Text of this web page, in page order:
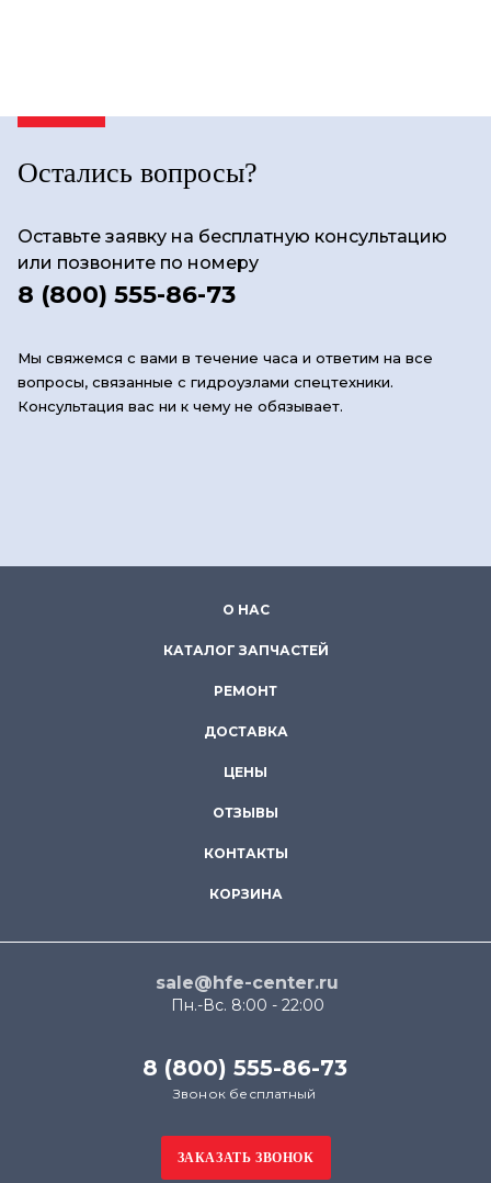
Остались вопросы?
Оставьте заявку на бесплатную консультацию
или позвоните по номеру
8 (800) 555-86-73
Мы свяжемся с вами в течение часа и ответим на все
вопросы, связанные с гидроузлами спецтехники.
Консультация вас ни к чему не обязывает.
О НАС
КАТАЛОГ ЗАПЧАСТЕЙ
РЕМОНТ
ДОСТАВКА
ЦЕНЫ
ОТЗЫВЫ
КОНТАКТЫ
КОРЗИНА
sale@hfe-center.ru
Пн.-Вс. 8:00 - 22:00
8 (800) 555-86-73
Звонок бесплатный